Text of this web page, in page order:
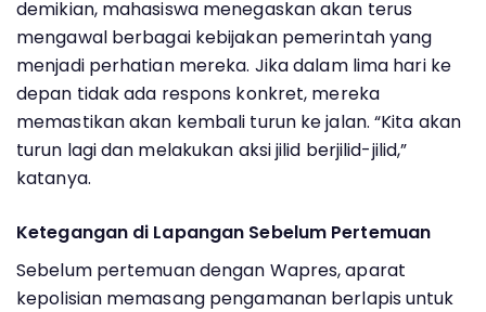
demikian, mahasiswa menegaskan akan terus
mengawal berbagai kebijakan pemerintah yang
menjadi perhatian mereka. Jika dalam lima hari ke
depan tidak ada respons konkret, mereka
memastikan akan kembali turun ke jalan. “Kita akan
turun lagi dan melakukan aksi jilid berjilid-jilid,”
katanya.
Ketegangan di Lapangan Sebelum Pertemuan
Sebelum pertemuan dengan Wapres, aparat
kepolisian memasang pengamanan berlapis untuk